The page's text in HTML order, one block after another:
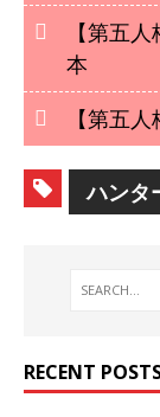
【第五
本
【第五
ハンタ
RECENT